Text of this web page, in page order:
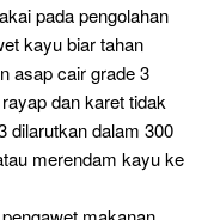
pada pengolahan
kayu biar tahan
asap cair grade 3
dan karet tidak
dilarutkan dalam 300
merendam kayu ke